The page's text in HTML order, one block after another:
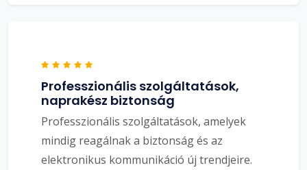
Professzionális szolgáltatások,
naprakész biztonság
Professzionális szolgáltatások, amelyek
mindig reagálnak a biztonság és az
elektronikus kommunikáció új trendjeire.